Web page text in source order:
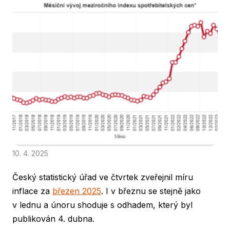
10. 4. 2025
Český statistický úřad ve čtvrtek zveřejnil míru
inflace za březen 2025. I v březnu se stejně jako
v lednu a únoru shoduje s odhadem, který byl
publikován 4. dubna.